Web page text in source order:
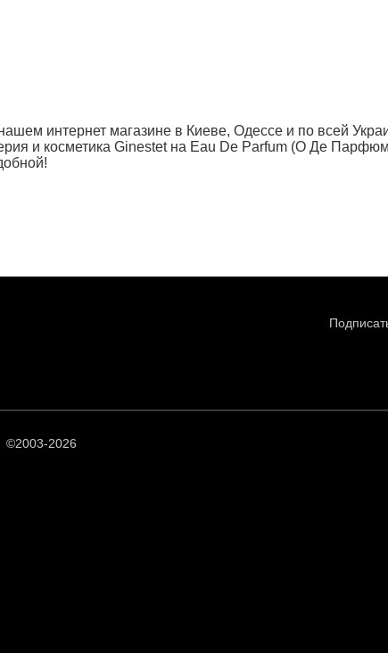
интернет магазине в Киеве, Одессе и по всей
и косметика Ginestet на Eau De Parfum (О Де
©2003-2026